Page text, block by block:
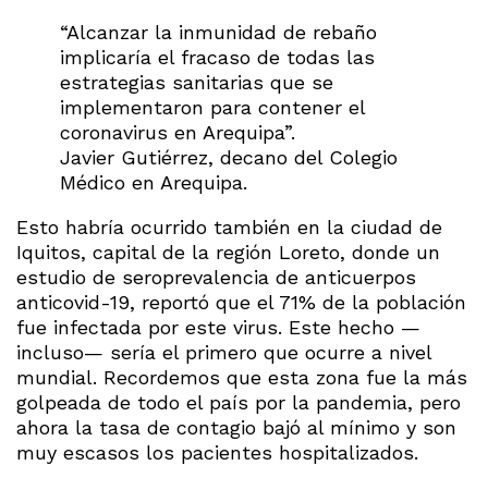
“Alcanzar la inmunidad de rebaño
implicaría el fracaso de todas las
estrategias sanitarias que se
implementaron para contener el
coronavirus en Arequipa”.
Javier Gutiérrez, decano del Colegio
Médico en Arequipa.
Esto habría ocurrido también en la ciudad de
Iquitos, capital de la región Loreto, donde un
estudio de seroprevalencia de anticuerpos
anticovid-19, reportó que el 71% de la población
fue infectada por este virus. Este hecho —
incluso— sería el primero que ocurre a nivel
mundial. Recordemos que esta zona fue la más
golpeada de todo el país por la pandemia, pero
ahora la tasa de contagio bajó al mínimo y son
muy escasos los pacientes hospitalizados.